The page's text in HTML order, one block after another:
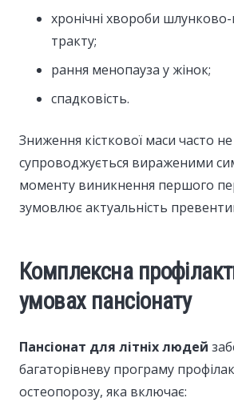
хронічні хвороби
тракту;
рання менопауза у жінок;
спадковість.
Зниження кісткової маси часто не
супроводжується вираженими
моменту виникнення першого
зумовлює актуальність
Комплексна
умовах пансіонату
Пансіонат для літніх людей
багаторівневу програму
остеопорозу, яка включає: